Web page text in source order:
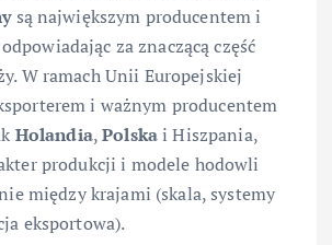
są największym producentem i
za znaczącą część
W ramach Unii Europejskiej
i ważnym producentem
Holandia,Polskai Hiszpania,
produkcji i modele hodowli
między krajami (skala, systemy
eksportowa).